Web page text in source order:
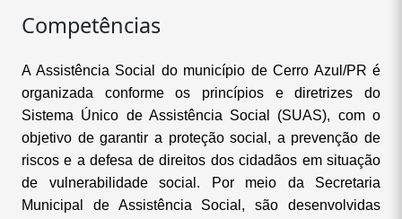
Competências
A Assistência Social do município de Cerro Azul/PR é
organizada conforme os princípios e diretrizes do
Sistema Único de Assistência Social (SUAS), com o
objetivo de garantir a proteção social, a prevenção de
riscos e a defesa de direitos dos cidadãos em situação
de vulnerabilidade social. Por meio da Secretaria
Municipal de Assistência Social, são desenvolvidas